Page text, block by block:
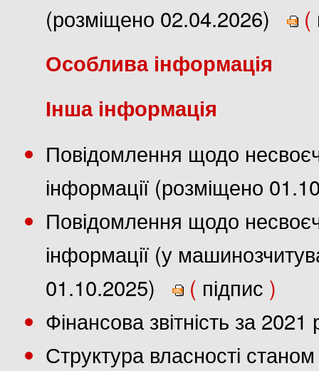
(розміщено 02.04.2026)
(
Особлива інформація
Інша інформація
Повідомлення щодо
інформації (розміщено
Повідомлення щодо
інформації (у
01.10.2025)
( підпис )
Фінансова звітність за
Структура власності